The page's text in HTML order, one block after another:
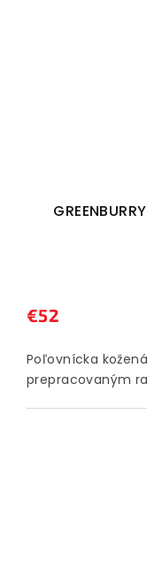
€52
Poľovnícka
prepracovaným